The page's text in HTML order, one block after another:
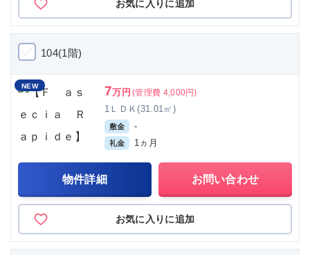
お気に入りに追加
104(1階)
NEW 7万円 (管理費 4,000円)
1ＬＤＫ(31.01㎡)
敷金 -
礼金 1ヵ月
物件詳細 お問い合わせ
お気に入りに追加